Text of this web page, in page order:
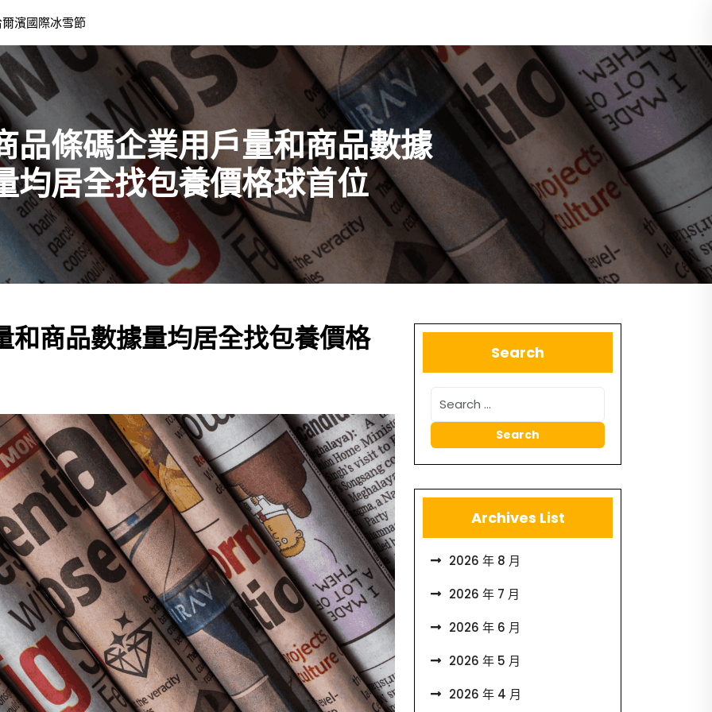
濱國際冰雪節
品條碼企業用戶量和商品數據
均居全找包養價格球首位
和商品數據量均居全找包養價格 Search
Archives List
2026 年 8 月
2026 年 7 月
2026 年 6 月
2026 年 5 月
2026 年 4 月